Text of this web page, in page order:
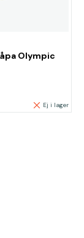
Olympic
Ej i lager